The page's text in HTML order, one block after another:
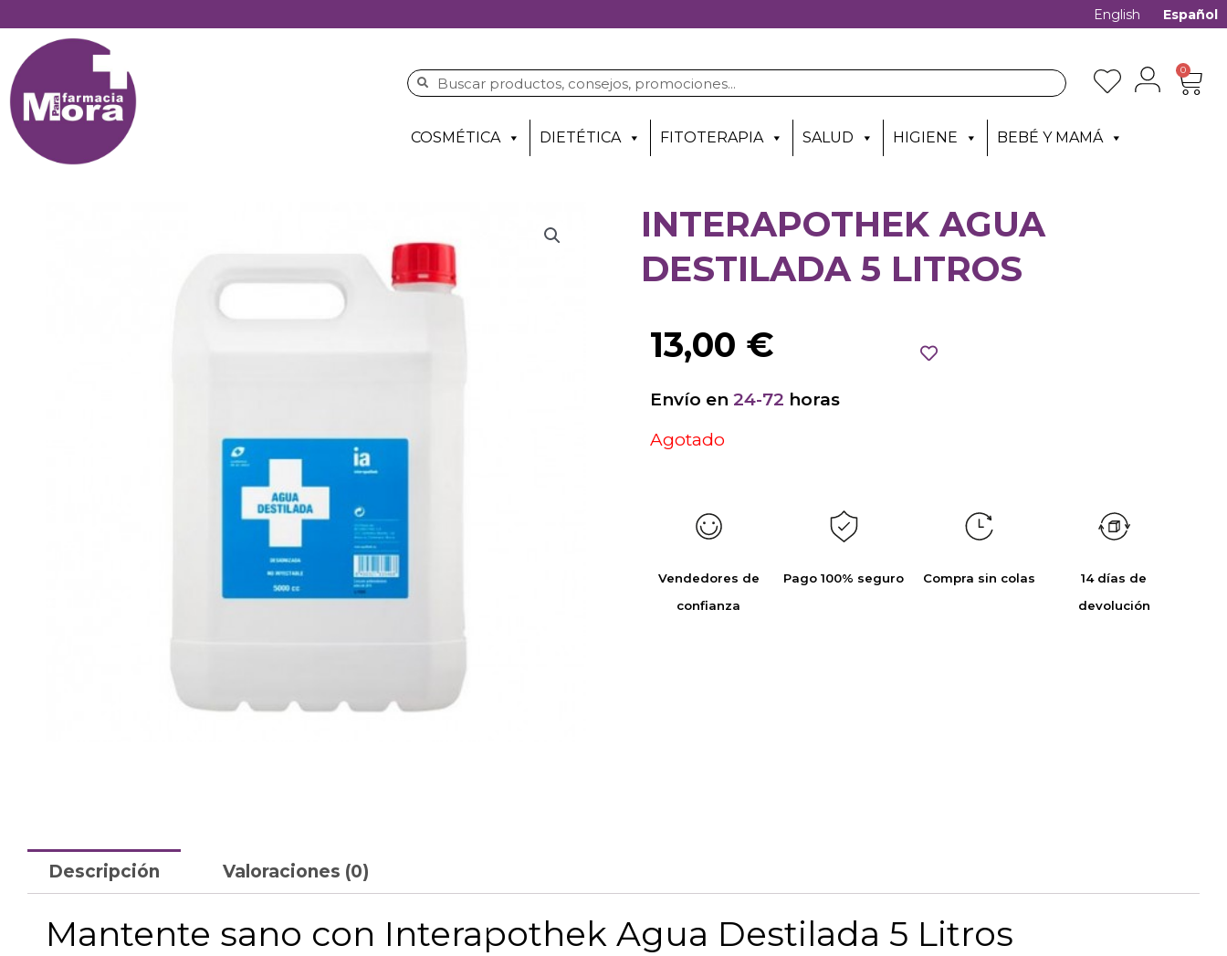
English Español
0
COSMÉTICA DIETÉTICA FITOTERAPIA SALUD HIGIENE BEBÉ Y MAMÁ
INTERAPOTHEK AGUA
DESTILADA 5 LITROS
13,00 €
Envío en 24-72 horas
Agotado
Vendedores de
confianza
Pago 100% seguro Compra sin colas
14 días de
devolución
Descripción Valoraciones (0)
Mantente sano con Interapothek Agua Destilada 5 Litros